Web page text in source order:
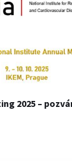
2025 –